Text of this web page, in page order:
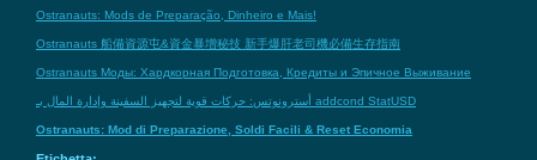
Ostranauts: Mods de Preparação, Dinheiro e Mais!
Ostranauts 船備資源屯&資金暴增秘技 新手爆肝老司機必備生存指南
Ostranauts Моды: Хардкорная Подготовка, Кредиты и Эпичное Выживание
أسترونوتس: حركات قوية لتجهيز السفينة وإدارة المال بـ addcond StatUSD
Ostranauts: Mod di Preparazione, Soldi Facili & Reset Economia